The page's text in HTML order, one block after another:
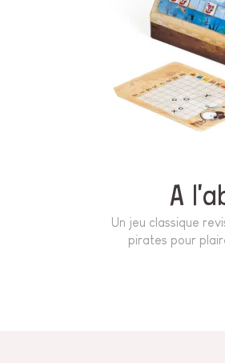
A
Un jeu classique
pirates pour